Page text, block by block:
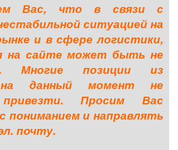
Вас, что в связи с
ситуацией на
и в сфере логистики,
на сайте может быть не
Многие позиции из
на данный момент не
Просим Вас
пониманием и направлять
почту.